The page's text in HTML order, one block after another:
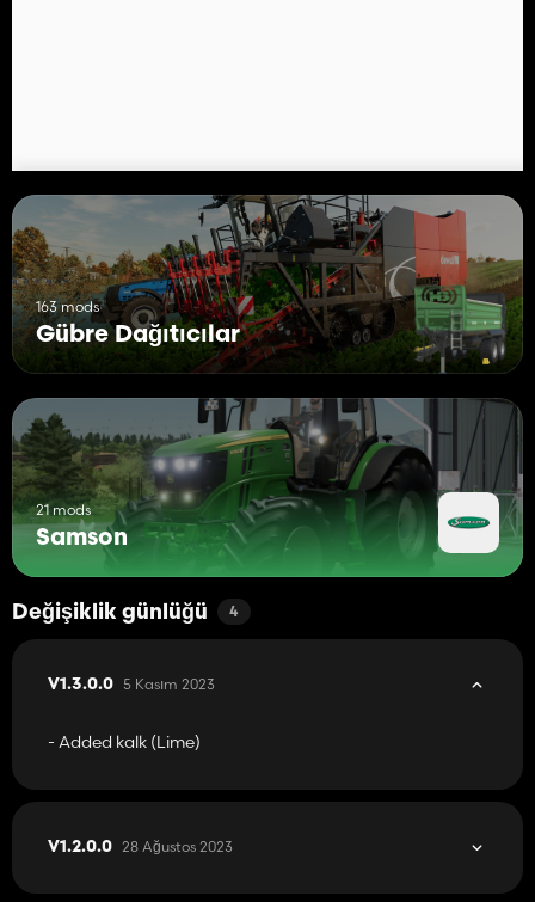
163 mods
Gübre Dağıtıcılar
21 mods
Samson
Değişiklik günlüğü 4
V1.3.0.0 5 Kasım 2023
- Added kalk (Lime)
V1.2.0.0 28 Ağustos 2023